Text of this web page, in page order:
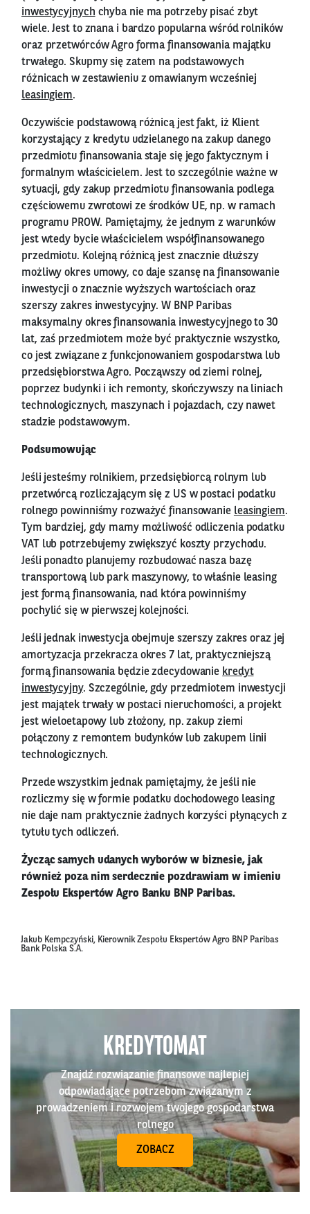
inwestycyjnych chyba nie ma potrzeby pisać zbyt
wiele. Jest to znana i bardzo popularna wśród rolników
oraz przetwórców Agro forma finansowania majątku
trwałego. Skupmy się zatem na podstawowych
różnicach w zestawieniu z omawianym wcześniej
leasingiem.
Oczywiście podstawową różnicą jest fakt, iż Klient
korzystający z kredytu udzielanego na zakup danego
przedmiotu finansowania staje się jego faktycznym i
formalnym właścicielem. Jest to szczególnie ważne w
sytuacji, gdy zakup przedmiotu finansowania podlega
częściowemu zwrotowi ze środków UE, np. w ramach
programu PROW. Pamiętajmy, że jednym z warunków
jest wtedy bycie właścicielem współfinansowanego
przedmiotu. Kolejną różnicą jest znacznie dłuższy
możliwy okres umowy, co daje szansę na finansowanie
inwestycji o znacznie wyższych wartościach oraz
szerszy zakres inwestycyjny. W BNP Paribas
maksymalny okres finansowania inwestycyjnego to 30
lat, zaś przedmiotem może być praktycznie wszystko,
co jest związane z funkcjonowaniem gospodarstwa lub
przedsiębiorstwa Agro. Począwszy od ziemi rolnej,
poprzez budynki i ich remonty, skończywszy na liniach
technologicznych, maszynach i pojazdach, czy nawet
stadzie podstawowym.
Podsumowując
Jeśli jesteśmy rolnikiem, przedsiębiorcą rolnym lub
przetwórcą rozliczającym się z US w postaci podatku
rolnego powinniśmy rozważyć finansowanie leasingiem.
Tym bardziej, gdy mamy możliwość odliczenia podatku
VAT lub potrzebujemy zwiększyć koszty przychodu.
Jeśli ponadto planujemy rozbudować nasza bazę
transportową lub park maszynowy, to właśnie leasing
jest formą finansowania, nad która powinniśmy
pochylić się w pierwszej kolejności.
Jeśli jednak inwestycja obejmuje szerszy zakres oraz jej
amortyzacja przekracza okres 7 lat, praktyczniejszą
formą finansowania będzie zdecydowanie kredyt
inwestycyjny. Szczególnie, gdy przedmiotem inwestycji
jest majątek trwały w postaci nieruchomości, a projekt
jest wieloetapowy lub złożony, np. zakup ziemi
połączony z remontem budynków lub zakupem linii
technologicznych.
Przede wszystkim jednak pamiętajmy, że jeśli nie
rozliczmy się w formie podatku dochodowego leasing
nie daje nam praktycznie żadnych korzyści płynących z
tytułu tych odliczeń.
Życząc samych udanych wyborów w biznesie, jak
również poza nim serdecznie pozdrawiam w imieniu
Zespołu Ekspertów Agro Banku BNP Paribas.
Jakub Kempczyński, Kierownik Zespołu Ekspertów Agro BNP Paribas
Bank Polska S.A.
KREDYTOMAT
Znajdź rozwiązanie finansowe najlepiej
odpowiadające potrzebom związanym z
prowadzeniem i rozwojem twojego gospodarstwa
rolnego
ZOBACZ